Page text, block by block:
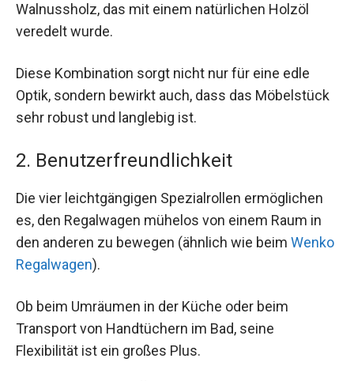
Walnussholz, das mit einem natürlichen Holzöl
veredelt wurde.
Diese Kombination sorgt nicht nur für eine edle
Optik, sondern bewirkt auch, dass das Möbelstück
sehr robust und langlebig ist.
2. Benutzerfreundlichkeit
Die vier leichtgängigen Spezialrollen ermöglichen
es, den Regalwagen mühelos von einem Raum in
den anderen zu bewegen (ähnlich wie beim Wenko
Regalwagen).
Ob beim Umräumen in der Küche oder beim
Transport von Handtüchern im Bad, seine
Flexibilität ist ein großes Plus.